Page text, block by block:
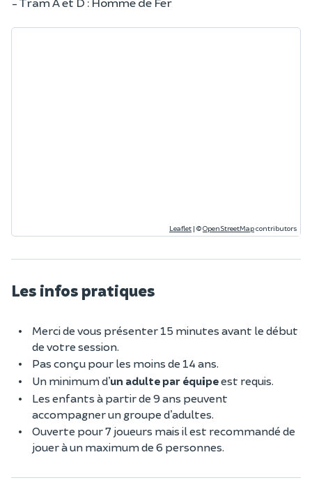
Leaflet | ©OpenStreetMapcontributors
Les infos pratiques
Merci de vous présenter 15 minutes avant le début
de votre session.
Pas conçu pour les moins de 14 ans.
Un minimum d’un adulte par équipeest requis.
Les enfants à partir de 9 ans peuvent
accompagner un groupe d’adultes.
Ouverte pour 7 joueurs mais il est recommandé de
jouer à un maximum de 6 personnes.